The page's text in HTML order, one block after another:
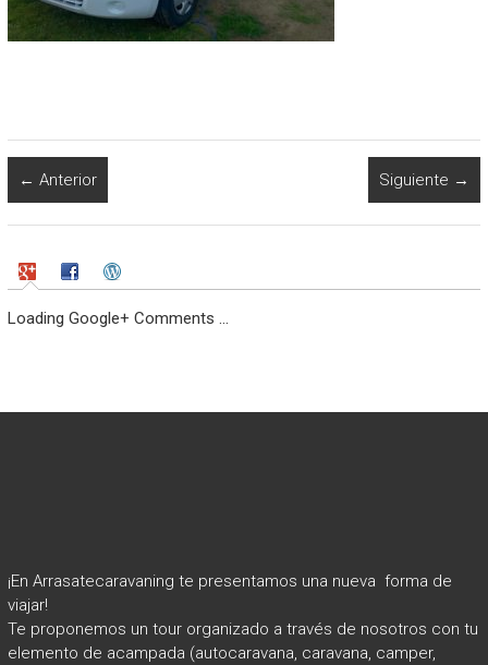
← Anterior Siguiente →
Loading Google+ Comments ...
¡En Arrasatecaravaning te presentamos una nueva forma de
viajar!
Te proponemos un tour organizado a través de nosotros con tu
elemento de acampada (autocaravana, caravana, camper,